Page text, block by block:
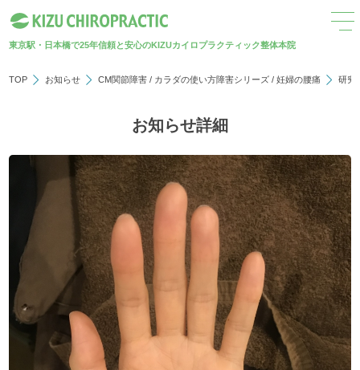
東京駅・日本橋で25年信頼と安心のKIZUカイロプラクティック整体本院
TOP お知らせ CM関節障害 / カラダの使い方障害シリーズ /妊婦の腰痛 研究
お知らせ詳細